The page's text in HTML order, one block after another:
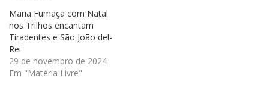
Maria Fumaça com Natal
nos Trilhos encantam
Tiradentes e São João del-
Rei
29 de novembro de 2024
Em "Matéria Livre"